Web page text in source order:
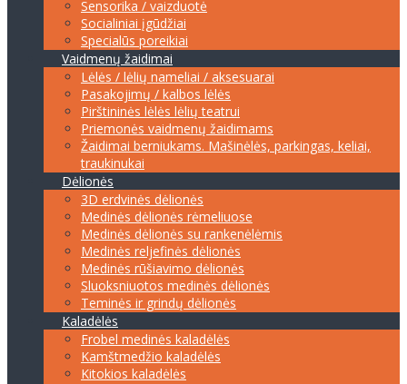
Sensorika / vaizduotė
Socialiniai įgūdžiai
Specialūs poreikiai
Vaidmenų žaidimai
Lėlės / lėlių nameliai / aksesuarai
Pasakojimų / kalbos lėlės
Pirštininės lėlės lėlių teatrui
Priemonės vaidmenų žaidimams
Žaidimai berniukams. Mašinėlės, parkingas, keliai,
traukinukai
Dėlionės
3D erdvinės dėlionės
Medinės dėlionės rėmeliuose
Medinės dėlionės su rankenėlėmis
Medinės reljefinės dėlionės
Medinės rūšiavimo dėlionės
Sluoksniuotos medinės dėlionės
Teminės ir grindų dėlionės
Kaladėlės
Frobel medinės kaladėlės
Kamštmedžio kaladėlės
Kitokios kaladėlės